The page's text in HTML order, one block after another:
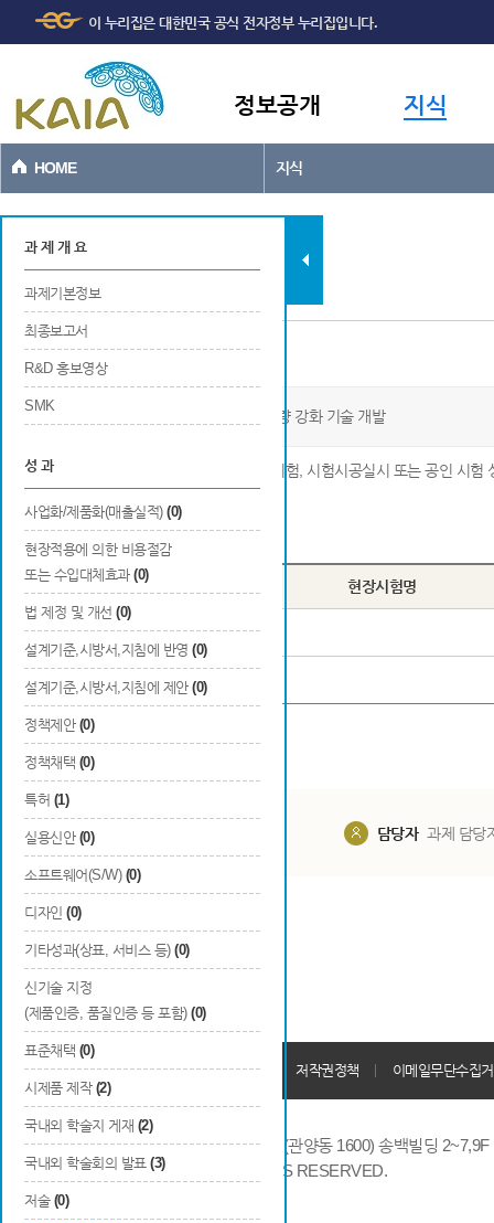
본문바로가기
이 누리집은 대한민국 공식 전자정부 누리집입니다.
정보공개 지식
HOME 지식
과제현황
과 제 개 요
과제기본정보
최종보고서
R&D 홍보영상
SMK
성 과
사업화/제품화(매출실적) (0)
현장적용에 의한 비용절감
또는 수입대체효과 (0)
법 제정 및 개선 (0)
설계기준,시방서,지침에 반영 (0)
설계기준,시방서,지침에 제안 (0)
정책제안 (0)
정책채택 (0)
특허 (1)
실용신안 (0)
소프트웨어(S/W) (0)
디자인 (0)
기타성과(상표, 서비스 등) (0)
신기술 지정
(제품인증, 품질인증 등 포함) (0)
표준채택 (0)
시제품 제작 (2)
국내외 학술지 게재 (2)
국내외 학술회의 발표 (3)
저술 (0)
현장시험 및 검증
국지성 집중호우 대응 방재시설 및 치수역량 강화 기술 개발
※ 연구개발 결과물 성능검증 등을 위한 현장시험, 시험시공실시 또는 공인 시험
Total2건
번호 현장시험명
1 도심침수 침수분석 현장적용
2 제내지침수 침수분석 현장적용
담당부서 담당자 과제 담당
개인정보처리방침 회원가입약관 저작권정책 이메일무단수집
14066 경기도 안양시 동안구 시민대로 286 (관양동 1600) 송백빌딩
COPYRIGHTS © 2014 KAIA, ALL RIGHTS RESERVED.